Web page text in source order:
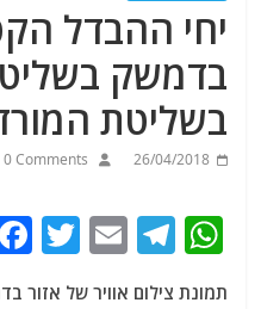
יחי ההבדל
בדמשק
בשליטת
26/04/2018
0 Comments
W
T
E
m
T
תמונת צילום אוויר של אזור